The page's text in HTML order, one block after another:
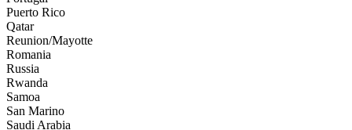
Puerto Rico
Qatar
Reunion/Mayotte
Romania
Russia
Rwanda
Samoa
San Marino
Saudi Arabia